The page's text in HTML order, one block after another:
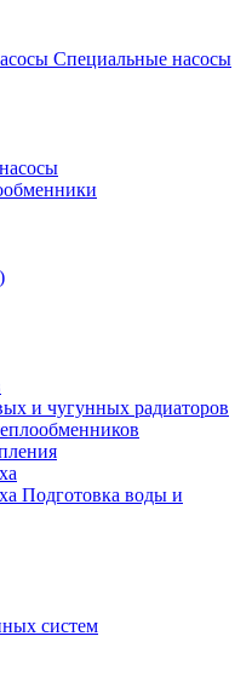
Специальные насосы
и чугунных радиаторов
Подготовка воды и
систем